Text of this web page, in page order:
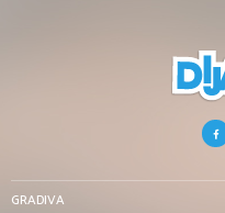
GRADIVA